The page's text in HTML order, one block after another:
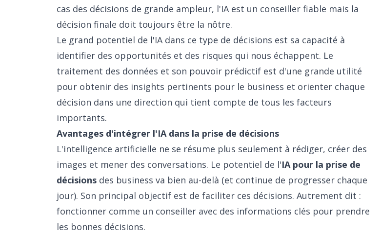
cas des décisions de grande ampleur, l'IA est un conseiller fiable mais la
décision finale doit toujours être la nôtre.
Le grand potentiel de l'IA dans ce type de décisions est sa capacité à
identifier des opportunités et des risques qui nous échappent. Le
traitement des données et son pouvoir prédictif est d'une grande utilité
pour obtenir des insights pertinents pour le business et orienter chaque
décision dans une direction qui tient compte de tous les facteurs
importants.
Avantages d'intégrer l'IA dans la prise de décisions
L'intelligence artificielle ne se résume plus seulement à rédiger, créer des
images et mener des conversations. Le potentiel de l'IA pour la prise de
décisions des business va bien au-delà (et continue de progresser chaque
jour). Son principal objectif est de faciliter ces décisions. Autrement dit :
fonctionner comme un conseiller avec des informations clés pour prendre
les bonnes décisions.